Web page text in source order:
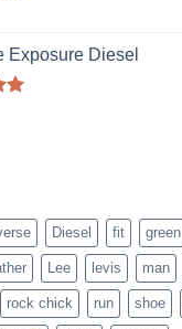
Exposure Diesel
Diesel fit green
Lee levis man
rock chick run shoe